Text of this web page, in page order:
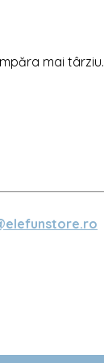
mai târziu.